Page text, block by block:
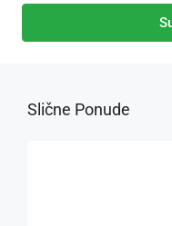
Slične Ponude